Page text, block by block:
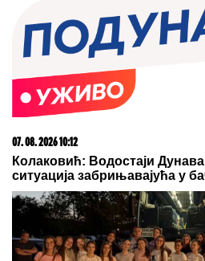
07. 08. 2026 15:07
Блокадери померили своје
крива Српска православна
Хрватски историчар:
дала боље резултате од
Зеленског додатно јача